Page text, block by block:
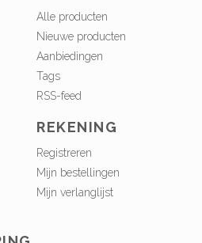
Alle producten
Nieuwe producten
Aanbiedingen
Tags
RSS-feed
REKENING
Registreren
Mijn bestellingen
Mijn verlanglijst